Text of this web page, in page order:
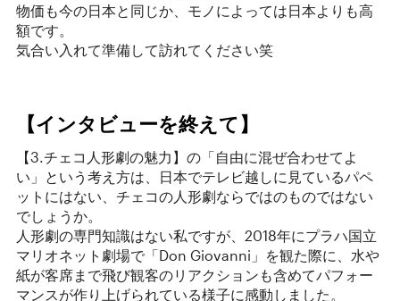
物価も今の日本と同じか、モノによっては日本よりも高
額です。
気合い入れて準備して訪れてください笑
【インタビューを終えて】
【3.チェコ人形劇の魅力】の「自由に混ぜ合わせてよ
い」という考え方は、日本でテレビ越しに見ているパペ
ットにはない、チェコの人形劇ならではのものではない
でしょうか。
人形劇の専門知識はない私ですが、2018年にプラハ国立
マリオネット劇場で「Don Giovanni」を観た際に、水や
紙が客席まで飛び観客のリアクションも含めてパフォー
マンスが作り上げられている様子に感動しました。